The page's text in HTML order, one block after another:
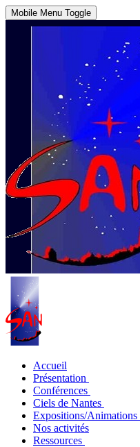
Mobile Menu Toggle
Accueil
Présentation
Conférences
Ciels de Nantes
Expositions/Animations
Nos activités
Ressources